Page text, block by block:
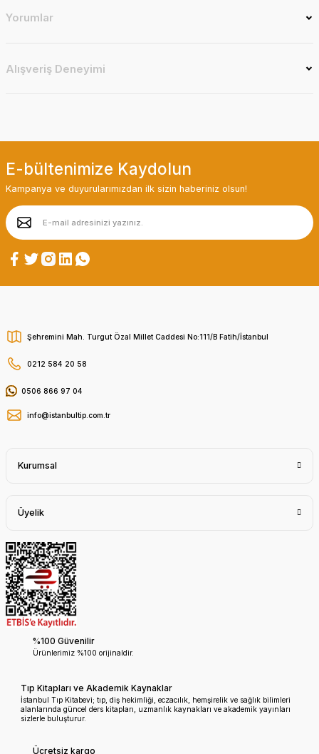
Yorumlar
Alışveriş Deneyimi
E-bültenimize Kaydolun
Kampanya ve duyurularımızdan ilk sizin haberiniz olsun!
Şehremini Mah. Turgut Özal Millet Caddesi No:111/B Fatih/İstanbul
0212 584 20 58
0506 866 97 04
info@istanbultip.com.tr
Kurumsal
Üyelik
%100 Güvenilir
Ürünlerimiz %100 orijinaldir.
Tıp Kitapları ve Akademik Kaynaklar
İstanbul Tıp Kitabevi; tıp, diş hekimliği, eczacılık, hemşirelik ve sağlık bilimleri
alanlarında güncel ders kitapları, uzmanlık kaynakları ve akademik yayınları
sizlerle buluşturur.
Ücretsiz kargo